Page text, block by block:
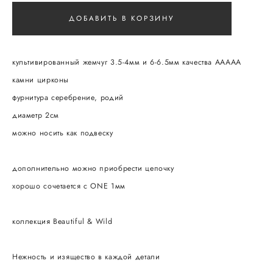
ДОБАВИТЬ В КОРЗИНУ
культивированный жемчуг 3.5-4мм и 6-6.5мм качества ААААА
камни цирконы
фурнитура серебрение, родий
диаметр 2см
можно носить как подвеску
дополнительно можно приобрести цепочку
хорошо сочетается с ONE 1мм
коллекция Beautiful & Wild
Нежность и изящество в каждой детали